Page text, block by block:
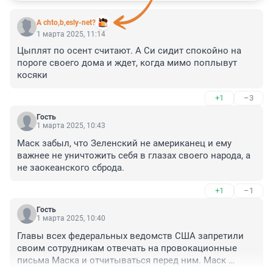
A chto,b,esly-net?
1 марта 2025, 11:14
Цыплят по осент считают. А Си сидит спокойно на
пороге своего дома и ждет, когда мимо поплывут
косяки
+1 –3
Гость
1 марта 2025, 10:43
Маск забыл, что Зеленский не американец и ему
важнее не уничтожить себя в глазах своего народа, а
не заокеанского сброда.
+1 –1
Гость
1 марта 2025, 10:40
Главы всех федеральных ведомств США запретили
своим сотрудникам отвечать на провокационные
письма Маска и отчитываться перед ним. Маск